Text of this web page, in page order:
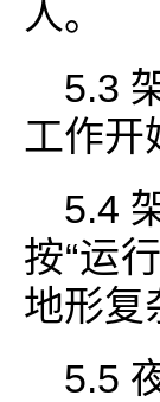
人。
5.3
工作开
5.4
按“运
地形复
5.5